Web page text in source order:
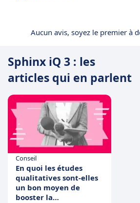
Aucun avis, soyez le premier à
Sphinx iQ 3 : les
articles qui en parlent
Conseil
En quoi les études
qualitatives sont-elles
un bon moyen de
booster la